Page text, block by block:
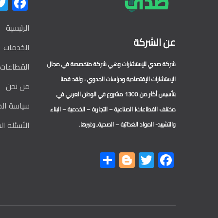
الرئيسية
الخدمات
القطاعات
من نحن
سياسة
الأسئلة
عن الشركة
شركة صدي للإستشارات وهي شركة متخصصة في مجال
الإستشارات الإقتصادية ودراسات الجدوي ، ولقد قمنا
بتأسيس أكثر من 1300 مشروع في الوطن العربي في
مختلف القطاعات( الصناعية – التجارية – الخدمية – البناء
والتشييد- المواد الغذائية – الصحية..وغيرها.
Facebook
Twitter
Blogger